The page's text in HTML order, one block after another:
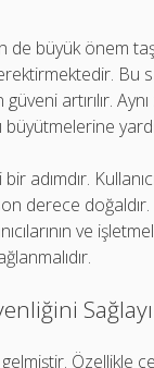
de büyük önem
güveni artırılır.
derece
ve
Özellikle